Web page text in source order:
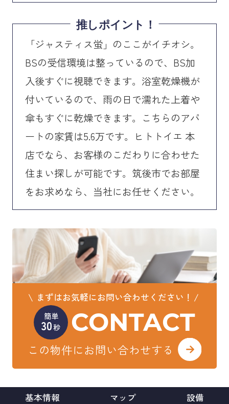
推しポイント！
「ジャスティス蛍」のここがイチオシ。
BSの受信環境は整っているので、BS加
入後すぐに視聴できます。浴室乾燥機が
付いているので、雨の日で濡れた上着や
傘もすぐに乾燥できます。こちらのアパ
ートの家賃は5.6万です。ヒトトイエ 本
店でなら、お客様のこだわりに合わせた
住まい探しが可能です。筑後市でお部屋
をお求めなら、当社にお任せください。
まずはお気軽にお問い合わせください！
簡単
30秒 CONTACT
この物件にお問い合わせする
基本情報 マップ 設備